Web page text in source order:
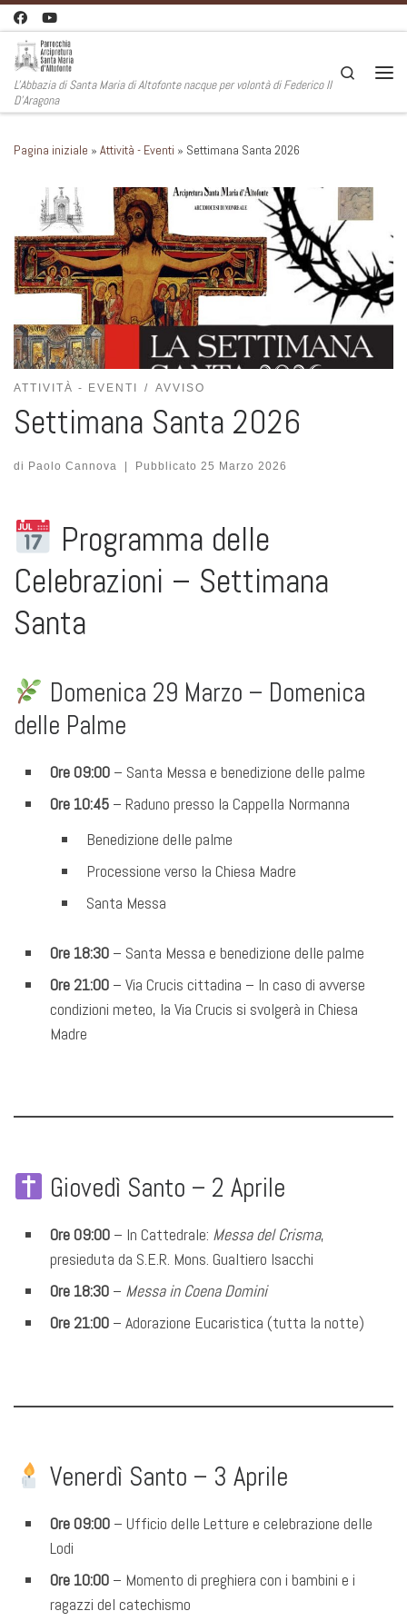
Passa al contenuto
L'Abbazia di Santa Maria di Altofonte nacque per volontà di Federico II
D'Aragona
Search
Pagina iniziale » Attività - Eventi » Settimana Santa 2026
ATTIVITÀ - EVENTI AVVISO
Settimana Santa 2026
di Paolo Cannova Pubblicato 25 Marzo 2026
Programma delle
Celebrazioni – Settimana
Santa
Domenica 29 Marzo – Domenica
delle Palme
Ore 09:00 – Santa Messa e benedizione delle palme
Ore 10:45 – Raduno presso la Cappella Normanna
Benedizione delle palme
Processione verso la Chiesa Madre
Santa Messa
Ore 18:30 – Santa Messa e benedizione delle palme
Ore 21:00 – Via Crucis cittadina – In caso di avverse
condizioni meteo, la Via Crucis si svolgerà in Chiesa
Madre
Giovedì Santo – 2 Aprile
Ore 09:00 – In Cattedrale: Messa del Crisma,
presieduta da S.E.R. Mons. Gualtiero Isacchi
Ore 18:30 – Messa in Coena Domini
Ore 21:00 – Adorazione Eucaristica (tutta la notte)
Venerdì Santo – 3 Aprile
Ore 09:00 – Ufficio delle Letture e celebrazione delle
Lodi
Ore 10:00 – Momento di preghiera con i bambini e i
ragazzi del catechismo